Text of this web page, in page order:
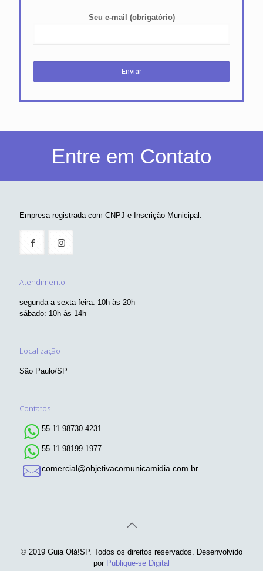
Seu e-mail (obrigatório)
Entre em Contato
Empresa registrada com CNPJ e Inscrição Municipal.
Atendimento
segunda a sexta-feira: 10h às 20h
sábado: 10h às 14h
Localização
São Paulo/SP
Contatos
55 11 98730-4231
55 11 98199-1977
comercial@objetivacomunicamidia.com.br
© 2019 Guia Olá!SP. Todos os direitos reservados. Desenvolvido
por Publique-se Digital